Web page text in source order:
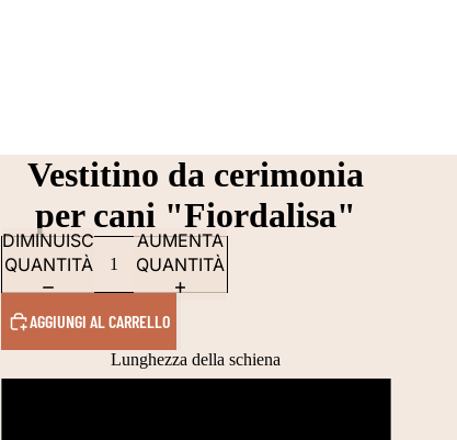
Vestitino da cerimonia
per cani "Fiordalisa"
DIMINUISCI
QUANTITÀ
AUMENTA
QUANTITÀ
AGGIUNGI AL CARRELLO
Lunghezza della schiena